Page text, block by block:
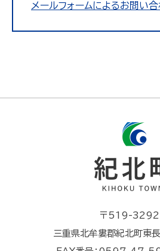
メールフォームによるお問い
〒519-
三重県北牟婁郡紀北町東